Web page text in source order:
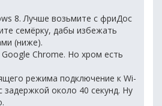
8. Лучше возьмите с фриДос
семёрку, дабы избежать
(ниже).
Chrome. Но хром есть
режима подключение к Wi-
задержкой около 40 секунд. Ну